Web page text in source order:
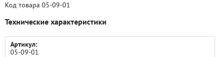
Код товара 05-09-01
Технические характеристики
Артикул:
05-09-01